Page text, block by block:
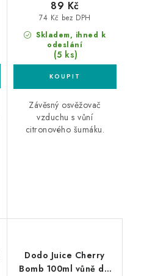
Skladem, ihned k
odeslání
(5 ks)
74 Kč bez DPH
89 Kč
Závěsný osvěžovač
vzduchu s vůní
citronového šumáku.
Dodo Juice Cherry
Bomb 100ml vůně do